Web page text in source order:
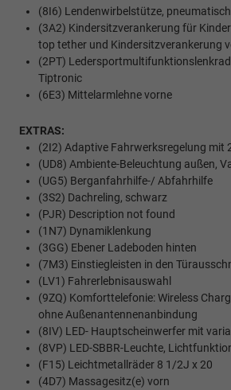
(8I6) Lendenwirbelstütze,
(3A2) Kindersitzverankerung für
top tether und Kindersitzverankerung
(2PT)
Tiptronic
(6E3) Mittelarmlehne vorne
EXTRAS:
(2I2) Adaptive Fahrwerksregelung mit
(UD8) Ambiente-Beleuchtung außen,
(UG5) Berganfahrhilfe-/ Abfahrhilfe
(3S2) Dachreling, schwarz
(PJR) Description not found
(1N7) Dynamiklenkung
(3GG) Ebener Ladeboden hinten
(7M3) Einstiegleisten in den
(LV1) Fahrerlebnisauswahl
(9ZQ) Komforttelefonie: Wireless
ohne Außenantennenanbindung
(8IV) LED- Hauptscheinwerfer mit
(8VP) LED-SBBR-Leuchte,
(F15) Leichtmetallräder 8 1/2J x 20
(4D7) Massagesitz(e) vorn